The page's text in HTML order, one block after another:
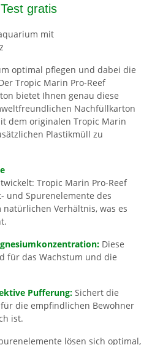
gratis
mit
optimal pflegen und dabei die
Tropic Marin Pro-Reef
bietet Ihnen genau diese
Nachfüllkarton
dem originalen Tropic Marin
Plastikmüll zu
Tropic Marin Pro-Reef
und Spurenelemente des
Verhältnis, was es
Diese
für das Wachstum und die
Pufferung: Sichert die
die empfindlichen Bewohner
ist.
lösen sich optimal,